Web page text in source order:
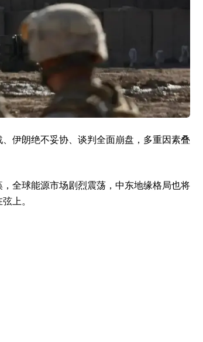
伊朗绝不妥协、谈判全面崩盘，多重因素叠
全球能源市场剧烈震荡，中东地缘格局也将
上。